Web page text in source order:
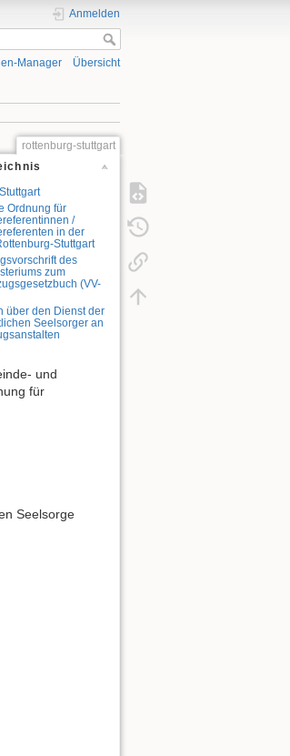
Anmelden
Manager Übersicht
rottenburg-stuttgart
Ordnung für
/
in der
Stuttgart
des
zum
(VV-
über den Dienst der
Seelsorger an
und
für
Seelsorge